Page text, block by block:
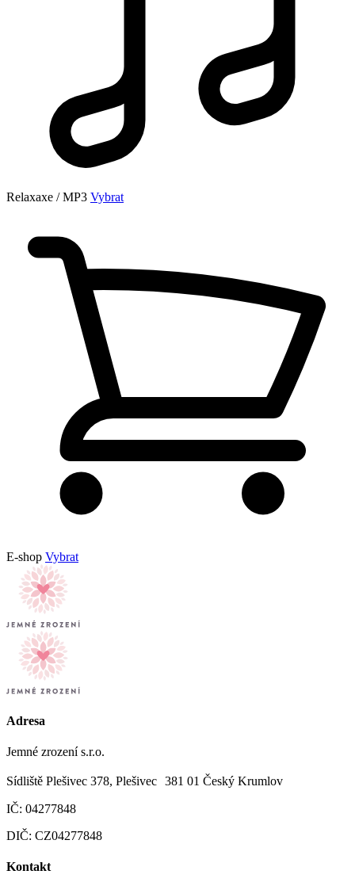
Relaxaxe / MP3 Vybrat
E-shop Vybrat
Adresa
Jemné zrození s.r.o.
Sídliště Plešivec 378, Plešivec 381 01 Český Krumlov
IČ: 04277848
DIČ: CZ04277848
Kontakt